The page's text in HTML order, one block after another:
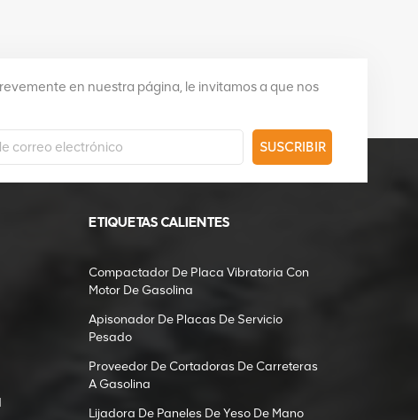
en nuestra página, le invitamos a que nos
SUSCRIBIR
ETIQUETAS CALIENTES
Compactador De Placa Vibratoria Con
Motor De Gasolina
Apisonador De Placas De Servicio
Pesado
Proveedor De Cortadoras De Carreteras
A Gasolina
Lijadora De Paneles De Yeso De Mano